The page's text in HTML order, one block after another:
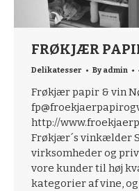
FRØKJÆR
Delikatesser Byadmin
Frøkjær papir & vin
http://
Frøkjær´s vinkælder
virksomheder og
vore kunder til høj
kategorier af vine,